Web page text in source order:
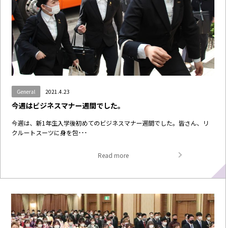
General 2021.4.23
今週はビジネスマナー週間でした。
今週は、新1年生入学後初めてのビジネスマナー週間でした。皆さん、リ
クルートスーツに身を包･･･
Read more